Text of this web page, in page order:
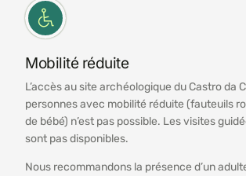
Mobilité réduite
L’accès au site archéologique du Castro da
personnes avec mobilité réduite (fauteuils
de bébé) n’est pas possible. Les visites
sont pas disponibles.
Nous recommandons la présence d’un